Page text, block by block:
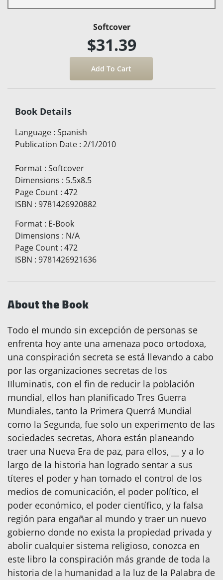
Softcover
$31.39
Book Details
Language : Spanish
Publication Date : 2/1/2010
Format : Softcover
Dimensions : 5.5x8.5
Page Count : 472
ISBN : 9781426920882
Format : E-Book
Dimensions : N/A
Page Count : 472
ISBN : 9781426921636
About the Book
Todo el mundo sin excepción de personas se
enfrenta hoy ante una amenaza poco ortodoxa,
una conspiración secreta se está llevando a cabo
por las organizaciones secretas de los
IIluminatis, con el fin de reducir la población
mundial, ellos han planificado Tres Guerra
Mundiales, tanto la Primera Querrá Mundial
como la Segunda, fue solo un experimento de las
sociedades secretas, Ahora están planeando
traer una Nueva Era de paz, para ellos, __ y a lo
largo de la historia han logrado sentar a sus
títeres el poder y han tomado el control de los
medios de comunicación, el poder político, el
poder económico, el poder científico, y la falsa
región para engañar al mundo y traer un nuevo
gobierno donde no exista la propiedad privada y
abolir cualquier sistema religioso, conozca en
este libro la conspiración más grande de toda la
historia de la humanidad a la luz de la Palabra de